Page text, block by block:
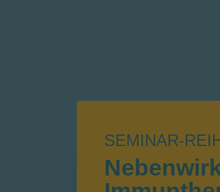
SEMINAR-